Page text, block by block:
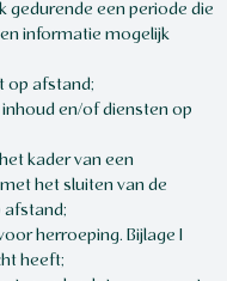
gedurende een periode die
informatie mogelijk
op afstand;
en/of diensten op
kader van een
het sluiten van de
afstand;
herroeping. Bijlage I
heeft;